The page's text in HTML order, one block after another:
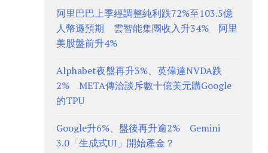
阿里巴巴上季經調整純利跌72%至103.5億
人幣遜預期 雲智能集團收入升34% 阿里
美股盤前升4%
Alphabet夜盤再升3%、英偉達NVDA跌
2% META傳洽談斥數十億美元購Google
的TPU
Google升6%、盤後再升逾2% Gemini
3.0「生成式UI」開始產金？